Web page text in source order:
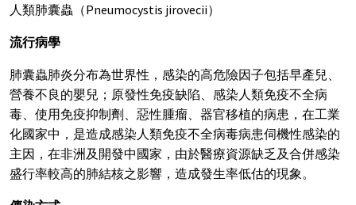
人類肺囊蟲（Pneumocystis jirovecii）
流行病學
肺囊蟲肺炎分布為世界性，感染的高危險因子包括早產兒、
營養不良的嬰兒；原發性免疫缺陷、感染人類免疫不全病
毒、使用免疫抑制劑、惡性腫瘤、器官移植的病患，在工業
化國家中，是造成感染人類免疫不全病毒病患伺機性感染的
主因，在非洲及開發中國家，由於醫療資源缺乏及合併感染
盛行率較高的肺結核之影響，造成發生率低估的現象。